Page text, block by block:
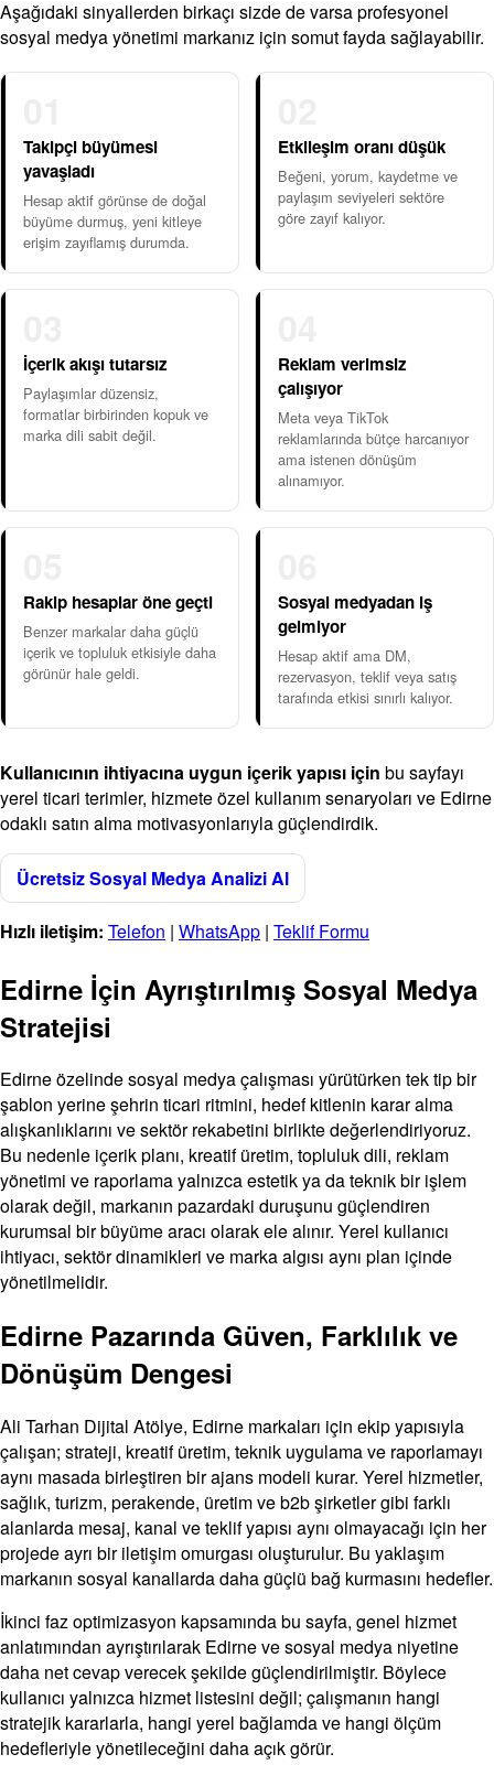
Aşağıdaki sinyallerden birkaçı sizde de varsa profesyonel
sosyal medya yönetimi markanız için somut fayda sağlayabilir.
Takipçi büyümesi
yavaşladı
Hesap aktif görünse de doğal
büyüme durmuş, yeni kitleye
erişim zayıflamış durumda.
Etkileşim oranı düşük
Beğeni, yorum, kaydetme ve
paylaşım seviyeleri sektöre
göre zayıf kalıyor.
İçerik akışı tutarsız
Paylaşımlar düzensiz,
formatlar birbirinden kopuk ve
marka dili sabit değil.
Reklam verimsiz
çalışıyor
Meta veya TikTok
reklamlarında bütçe harcanıyor
ama istenen dönüşüm
alınamıyor.
Rakip hesaplar öne geçti
Benzer markalar daha güçlü
içerik ve topluluk etkisiyle daha
görünür hale geldi.
Sosyal medyadan iş
gelmiyor
Hesap aktif ama DM,
rezervasyon, teklif veya satış
tarafında etkisi sınırlı kalıyor.
Kullanıcının ihtiyacına uygun içerik yapısı için bu sayfayı
yerel ticari terimler, hizmete özel kullanım senaryoları ve Edirne
odaklı satın alma motivasyonlarıyla güçlendirdik.
Ücretsiz Sosyal Medya Analizi Al
Hızlı iletişim: Telefon | WhatsApp | Teklif Formu
Edirne İçin Ayrıştırılmış Sosyal Medya
Stratejisi
Edirne özelinde sosyal medya çalışması yürütürken tek tip bir
şablon yerine şehrin ticari ritmini, hedef kitlenin karar alma
alışkanlıklarını ve sektör rekabetini birlikte değerlendiriyoruz.
Bu nedenle içerik planı, kreatif üretim, topluluk dili, reklam
yönetimi ve raporlama yalnızca estetik ya da teknik bir işlem
olarak değil, markanın pazardaki duruşunu güçlendiren
kurumsal bir büyüme aracı olarak ele alınır. Yerel kullanıcı
ihtiyacı, sektör dinamikleri ve marka algısı aynı plan içinde
yönetilmelidir.
Edirne Pazarında Güven, Farklılık ve
Dönüşüm Dengesi
Ali Tarhan Dijital Atölye, Edirne markaları için ekip yapısıyla
çalışan; strateji, kreatif üretim, teknik uygulama ve raporlamayı
aynı masada birleştiren bir ajans modeli kurar. Yerel hizmetler,
sağlık, turizm, perakende, üretim ve b2b şirketler gibi farklı
alanlarda mesaj, kanal ve teklif yapısı aynı olmayacağı için her
projede ayrı bir iletişim omurgası oluşturulur. Bu yaklaşım
markanın sosyal kanallarda daha güçlü bağ kurmasını hedefler.
İkinci faz optimizasyon kapsamında bu sayfa, genel hizmet
anlatımından ayrıştırılarak Edirne ve sosyal medya niyetine
daha net cevap verecek şekilde güçlendirilmiştir. Böylece
kullanıcı yalnızca hizmet listesini değil; çalışmanın hangi
stratejik kararlarla, hangi yerel bağlamda ve hangi ölçüm
hedefleriyle yönetileceğini daha açık görür.